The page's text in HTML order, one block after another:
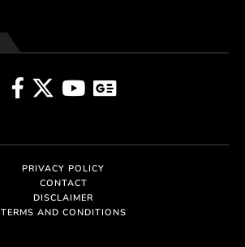
PRIVACY POLICY
CONTACT
DISCLAIMER
TERMS AND CONDITIONS